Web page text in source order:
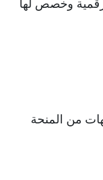
وخصص لها
من المنحة